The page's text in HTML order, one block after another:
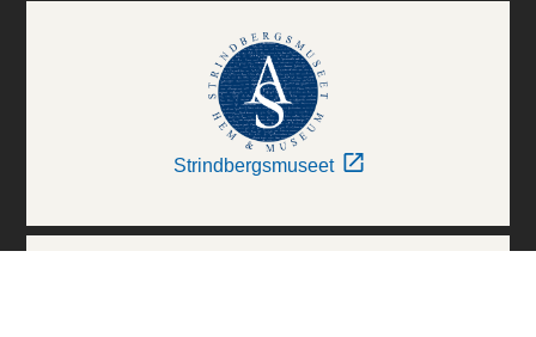
Strindbergsmuseet